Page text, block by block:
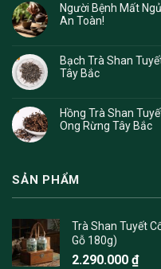
Người Bệnh Mất
An Toàn!
Bạch Trà Shan
Tây Bắc
Hồng Trà Shan
Ong Rừng Tây Bắc
SẢN PHẨM
Trà Shan Tuyết
Gỗ 180g)
2.290.000 ₫